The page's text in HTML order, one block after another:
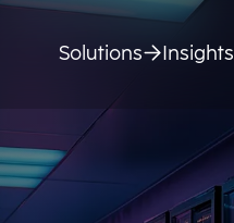
Solutions Insights